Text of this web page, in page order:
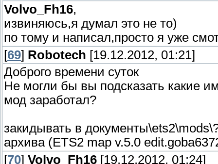
Volvo_Fh16,
извиняюсь,я думал это не то)
по тому и написал,просто я уже
[69] Robotech [19.12.2012, 01:21]
Доброго времени суток
Не могли бы вы подсказать какие
мод заработал?
закидывать в
архива (ETS2 map v.5.0
[70] Volvo_Fh16 [19.12.2012, 01:24]